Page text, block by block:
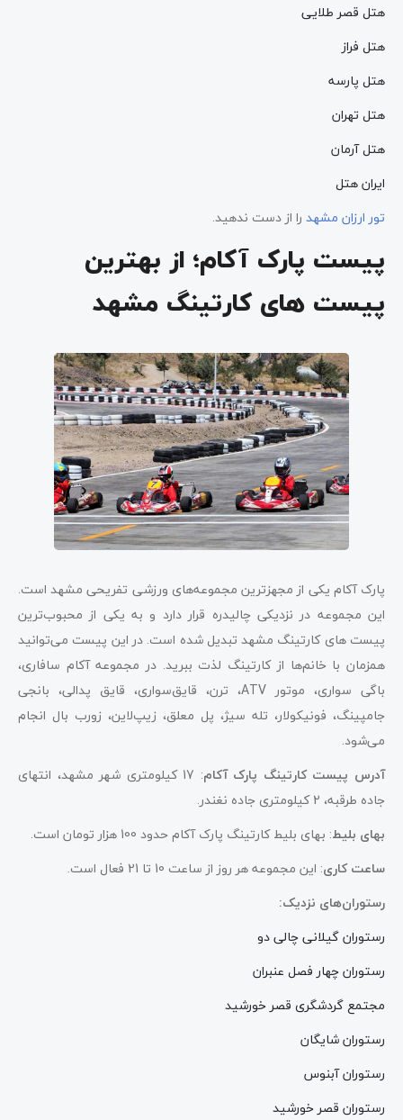
هتل قصر طلایی
هتل فراز
هتل پارسه
هتل تهران
هتل آرمان
ایران هتل
تور ارزان مشهد را از دست ندهید.
پیست پارک آکام؛ از بهترین
پیست های کارتینگ مشهد
پارک آکام یکی از مجهزترین مجموعه‌های ورزشی تفریحی مشهد است.
این مجموعه در نزدیکی چالیدره قرار دارد و به یکی از محبوب‌ترین
پیست های کارتینگ مشهد تبدیل شده است. در این پیست می‌توانید
همزمان با خانم‌ها از کارتینگ لذت ببرید. در مجموعه آکام سافاری،
باگی سواری، موتور ATV، ترن، قایق‌سواری، قایق پدالی، بانجی
جامپینگ، فونیکولار، تله سیژ، پل معلق، زیپ‌لاین، زورب بال انجام
می‌شود.
آدرس پیست کارتینگ پارک آکام
: 17 کیلومتری شهر مشهد، انتهای
جاده طرقبه، 2 کیلومتری جاده نغندر.
بهای بلیط: بهای بلیط کارتینگ پارک آکام حدود 100 هزار تومان است.
ساعت کاری: این مجموعه هر روز از ساعت 10 تا 21 فعال است.
رستوران‌های نزدیک:
رستوران گیلانی چالی دو
رستوران چهار فصل عنبران
مجتمع گردشگری قصر خورشید
رستوران شایگان
رستوران آبنوس
رستوران قصر خورشید